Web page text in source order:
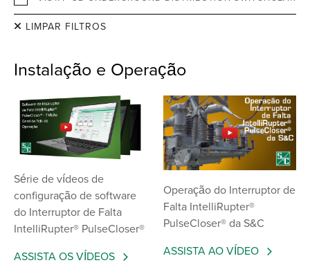
LIMPAR FILTROS
Instalação e Operação
Série de vídeos de
configuração de software
do Interruptor de Falta
IntelliRupter® PulseCloser®
ASSISTA OS VÍDEOS
Operação do Interruptor de
Falta IntelliRupter®
PulseCloser® da S&C
ASSISTA AO VÍDEO